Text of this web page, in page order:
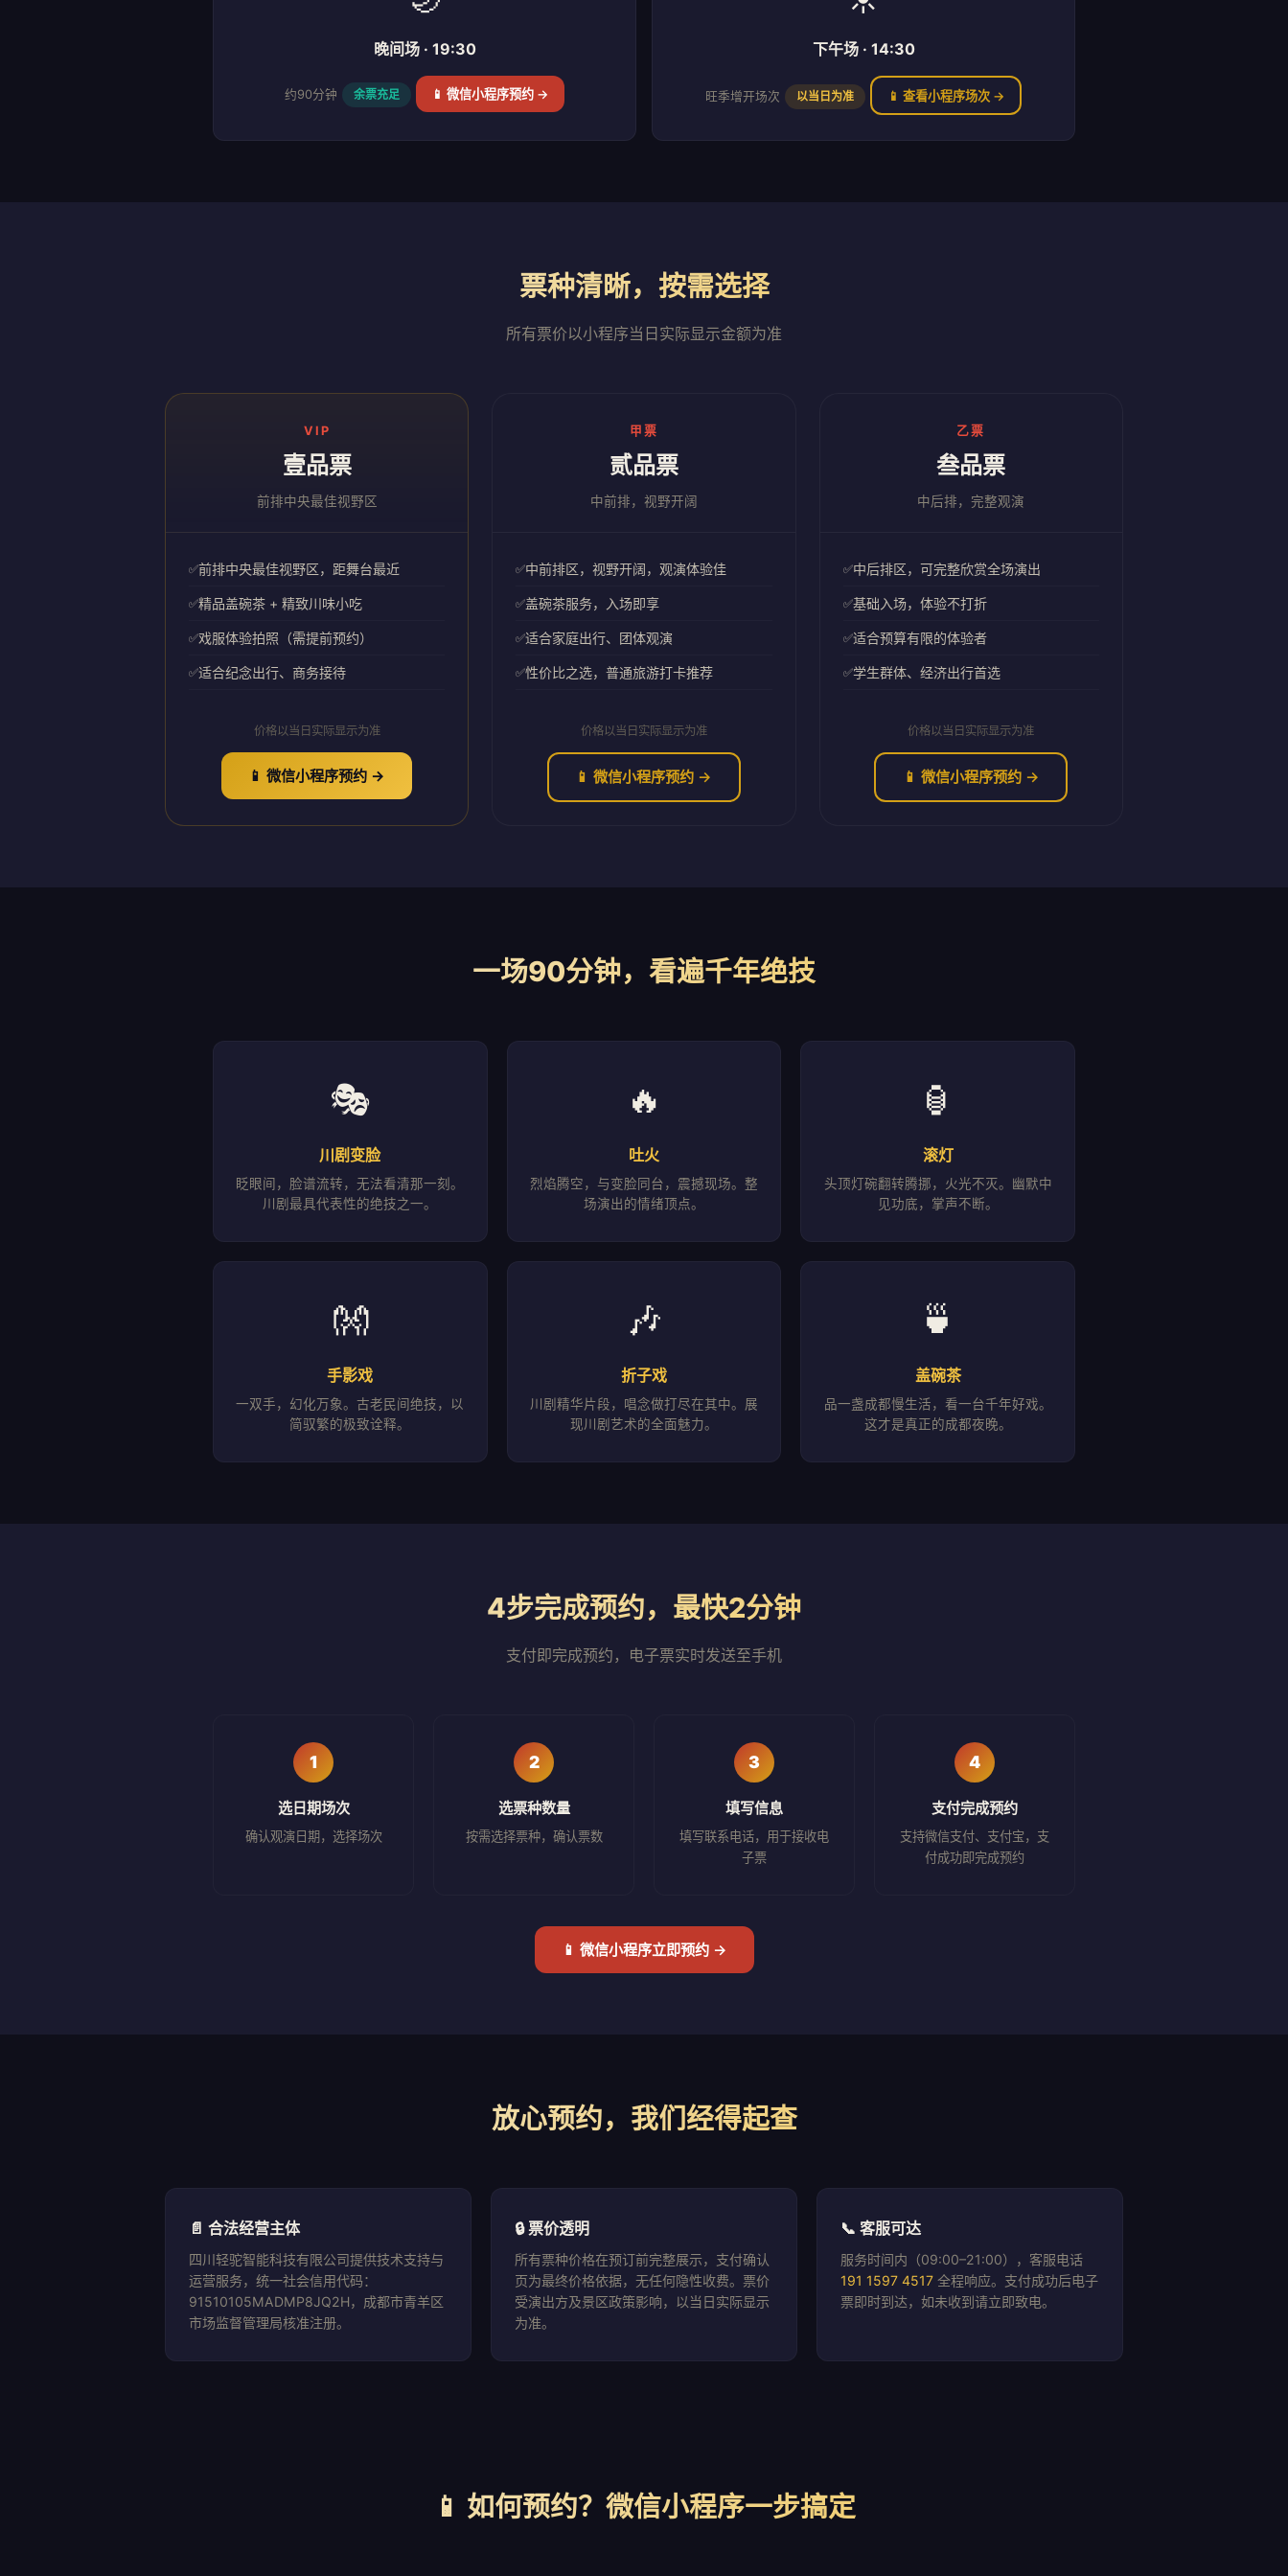
晚间场 · 19:30
约90分钟 余票充足 📱 微信小程序预约 →
下午场 · 14:30
旺季增开场次 以当日为准 📱 查看小程序场次 →
票种清晰，按需选择
所有票价以小程序当日实际显示金额为准
VIP
壹品票
前排中央最佳视野区
前排中央最佳视野区，距舞台最近
精品盖碗茶 + 精致川味小吃
戏服体验拍照（需提前预约）
适合纪念出行、商务接待
价格以当日实际显示为准
📱 微信小程序预约 →
甲票
贰品票
中前排，视野开阔
中前排区，视野开阔，观演体验佳
盖碗茶服务，入场即享
适合家庭出行、团体观演
性价比之选，普通旅游打卡推荐
价格以当日实际显示为准
📱 微信小程序预约 →
乙票
叁品票
中后排，完整观演
中后排区，可完整欣赏全场演出
基础入场，体验不打折
适合预算有限的体验者
学生群体、经济出行首选
价格以当日实际显示为准
📱 微信小程序预约 →
一场90分钟，看遍千年绝技
🎭
川剧变脸
眨眼间，脸谱流转，无法看清那一刻。
川剧最具代表性的绝技之一。
🔥
吐火
烈焰腾空，与变脸同台，震撼现场。整
场演出的情绪顶点。
🏮
滚灯
头顶灯碗翻转腾挪，火光不灭。幽默中
见功底，掌声不断。
👐
手影戏
一双手，幻化万象。古老民间绝技，以
简驭繁的极致诠释。
🎶
折子戏
川剧精华片段，唱念做打尽在其中。展
现川剧艺术的全面魅力。
🍵
盖碗茶
品一盏成都慢生活，看一台千年好戏。
这才是真正的成都夜晚。
4步完成预约，最快2分钟
支付即完成预约，电子票实时发送至手机
1
选日期场次
确认观演日期，选择场次
2
选票种数量
按需选择票种，确认票数
3
填写信息
填写联系电话，用于接收电
子票
4
支付完成预约
支持微信支付、支付宝，支
付成功即完成预约
📱 微信小程序立即预约 →
放心预约，我们经得起查
📄 合法经营主体
四川轻驼智能科技有限公司提供技术支持与
运营服务，统一社会信用代码：
91510105MADMP8JQ2H，成都市青羊区
市场监督管理局核准注册。
🔒 票价透明
所有票种价格在预订前完整展示，支付确认
页为最终价格依据，无任何隐性收费。票价
受演出方及景区政策影响，以当日实际显示
为准。
📞 客服可达
服务时间内（09:00–21:00），客服电话
191 1597 4517 全程响应。支付成功后电子
票即时到达，如未收到请立即致电。
📱 如何预约？微信小程序一步搞定